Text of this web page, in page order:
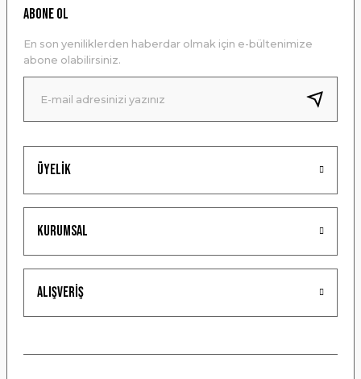
Ürün resmi kalitesiz, bozuk veya görüntülenemiyor.
Ürün bilgilerinde hatalar bulunuyor.
Ürün fiyatı diğer sitelerden daha pahalı.
Bu ürüne benzer farklı alternatifler olmalı.
Gönder
Üyelik
Kurumsal
Alışveriş
ABONE OL
En son yeniliklerden haberdar olmak için e-bültenimize
abone olabilirsiniz.